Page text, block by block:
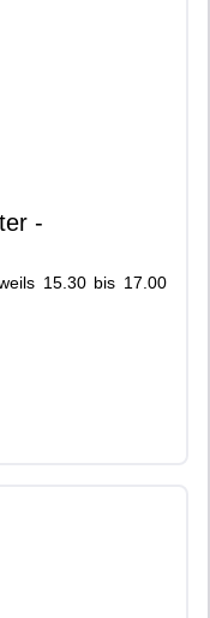
-
15.30 bis 17.00